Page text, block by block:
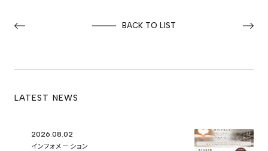
BACK TO LIST
LATEST NEWS
2026.08.02
インフォメーション